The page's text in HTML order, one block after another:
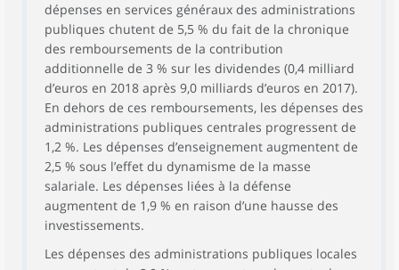
dépenses en services généraux des administrations
publiques chutent de 5,5 % du fait de la chronique
des remboursements de la contribution
additionnelle de 3 % sur les dividendes (0,4 milliard
d’euros en 2018 après 9,0 milliards d’euros en 2017).
En dehors de ces remboursements, les dépenses des
administrations publiques centrales progressent de
1,2 %. Les dépenses d’enseignement augmentent de
2,5 % sous l’effet du dynamisme de la masse
salariale. Les dépenses liées à la défense
augmentent de 1,9 % en raison d’une hausse des
investissements.
Les dépenses des administrations publiques locales